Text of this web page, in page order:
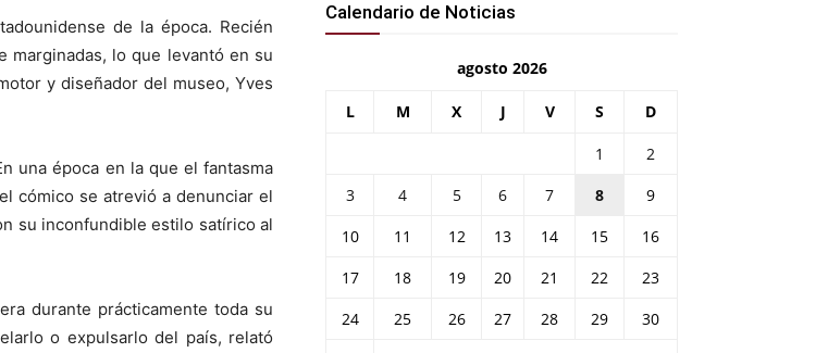
de la época. Recién
marginadas, lo que levantó en su
y diseñador del museo, Yves
una época en la que el fantasma
cómico se atrevió a denunciar el
su inconfundible estilo satírico al
durante prácticamente toda su
o expulsarlo del país, relató
Calendario de Noticias
agosto 2026
L M X J V S D
1
2
3
4 5 6 7 8
9
10
11 12 13 14 15
16
17
18 19 20 21 22
23
24
25 26 27 28 29
30